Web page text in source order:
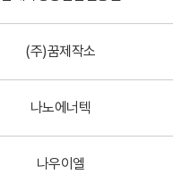
(주)꿈제작소
나노에너텍
나우이엘